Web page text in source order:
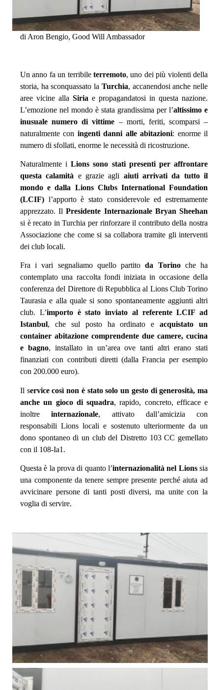
di Aron Bengio, Good Will Ambassador
Un anno fa un terribile terremoto, uno dei più violenti della
storia, ha sconquassato la Turchia, accanendosi anche nelle
aree vicine alla Siria e propagandatosi in questa nazione.
L’emozione nel mondo è stata grandissima per l’altissimo e
inusuale numero di vittime – morti, feriti, scomparsi –
naturalmente con ingenti danni alle abitazioni: enorme il
numero di sfollati, enorme le necessità di ricostruzione.
Naturalmente iLions sono stati presenti per affrontare
questa calamità e grazie agli aiuti arrivati da tutto il
mondo e dalla Lions Clubs International Foundation
(LCIF) l’apporto è stato considerevole ed estremamente
apprezzato. IlPresidente Internazionale Bryan Sheehan
si è recato in Turchia per rinforzare il contributo della nostra
Associazione che come si sa collabora tramite gli interventi
dei club locali.
Fra i vari segnaliamo quello partitoda Torinoche ha
contemplato una raccolta fondi iniziata in occasione della
conferenza del Direttore di Repubblica al Lions Club Torino
Taurasia e alla quale si sono spontaneamente aggiunti altri
club. L’importo è stato inviato al referente LCIF ad
Istanbul, che sul posto ha ordinato eacquistato un
container abitazione comprendente due camere, cucina
e bagno, installato in un’area ove tanti altri erano stati
finanziati con contributi diretti (dalla Francia per esempio
con 200.000 euro).
Il service così non è stato solo un gesto di generosità, ma
anche un gioco di squadra, rapido, concreto, efficace e
inoltreinternazionale, attivato dall’amicizia con
responsabili Lions locali e sostenuto ulteriormente da un
dono spontaneo di un club del Distretto 103 CC gemellato
con il 108-Ia1.
Questa è la prova di quanto l’internazionalità nel Lionssia
una componente da tenere sempre presente perché aiuta ad
avvicinare persone di tanti posti diversi, ma unite con la
voglia di servire.